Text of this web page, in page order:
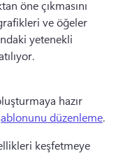
öne çıkmasını
ve öğeler
yetenekli
hazır
düzenleme
keşfetmeye